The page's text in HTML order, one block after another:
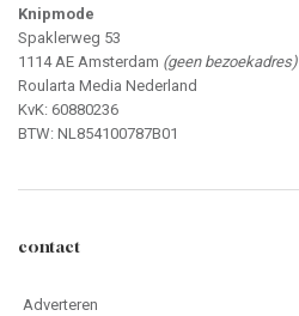
Knipmode
Spaklerweg 53
1114 AE Amsterdam (geen bezoekadres)
Roularta Media Nederland
KvK: 60880236
BTW: NL854100787B01
contact
Adverteren